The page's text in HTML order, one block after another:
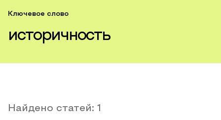
Ключевое слово
историчность
Найдено статей: 1